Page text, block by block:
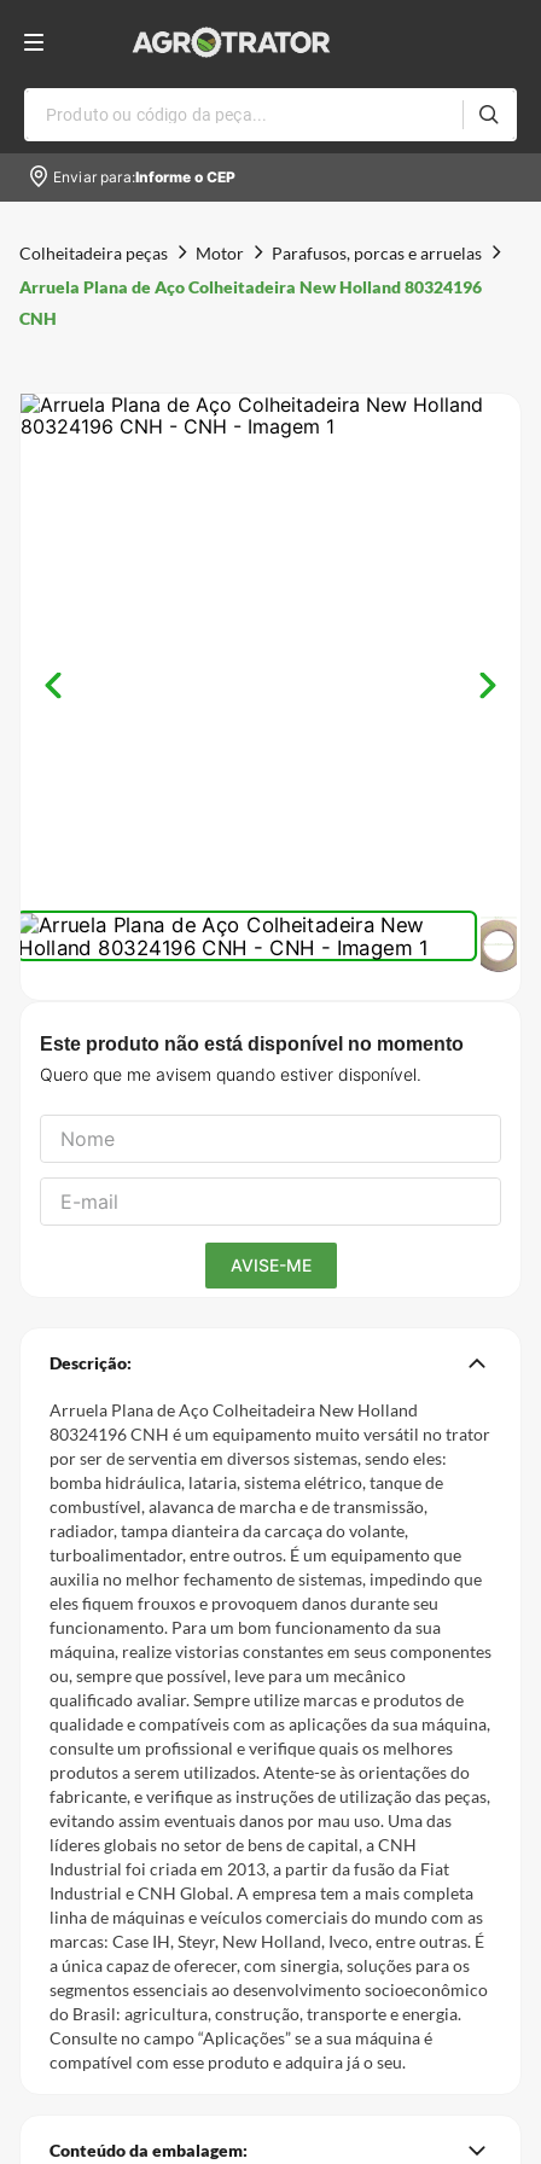
Produto ou código da peça...
Enviar para:Informe o CEP
Colheitadeira peças Motor
Parafusos, porcas e arruelas
Arruela Plana de Aço Colheitadeira New Holland 80324196
CNH
Este produto não está disponível no momento
Descrição:
Arruela Plana de Aço Colheitadeira New Holland
80324196 CNH é um equipamento muito versátil no trator
por ser de serventia em diversos sistemas, sendo eles:
bomba hidráulica, lataria, sistema elétrico, tanque de
combustível, alavanca de marcha e de transmissão,
radiador, tampa dianteira da carcaça do volante,
turboalimentador, entre outros. É um equipamento que
auxilia no melhor fechamento de sistemas, impedindo que
eles fiquem frouxos e provoquem danos durante seu
funcionamento. Para um bom funcionamento da sua
máquina, realize vistorias constantes em seus componentes
ou, sempre que possível, leve para um mecânico
qualificado avaliar. Sempre utilize marcas e produtos de
qualidade e compatíveis com as aplicações da sua máquina,
consulte um profissional e verifique quais os melhores
produtos a serem utilizados. Atente-se às orientações do
fabricante, e verifique as instruções de utilização das peças,
evitando assim eventuais danos por mau uso. Uma das
líderes globais no setor de bens de capital, a CNH
Industrial foi criada em 2013, a partir da fusão da Fiat
Industrial e CNH Global. A empresa tem a mais completa
linha de máquinas e veículos comerciais do mundo com as
marcas: Case IH, Steyr, New Holland, Iveco, entre outras. É
a única capaz de oferecer, com sinergia, soluções para os
segmentos essenciais ao desenvolvimento socioeconômico
do Brasil: agricultura, construção, transporte e energia.
Consulte no campo “Aplicações” se a sua máquina é
compatível com esse produto e adquira já o seu.
Conteúdo da embalagem: